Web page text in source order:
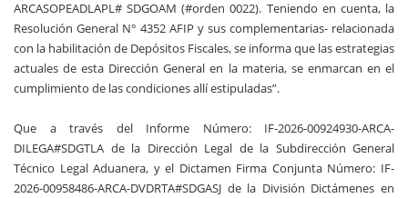
ARCASOPEADLAPL# SDGOAM (#orden 0022). Teniendo en cuenta, la
Resolución General N° 4352 AFIP y sus complementarias- relacionada
con la habilitación de Depósitos Fiscales, se informa que las estrategias
actuales de esta Dirección General en la materia, se enmarcan en el
cumplimiento de las condiciones allí estipuladas”.
Que a través del Informe Número: IF-2026-00924930-ARCA-
DILEGA#SDGTLA de la Dirección Legal de la Subdirección General
Técnico Legal Aduanera, y el Dictamen Firma Conjunta Número: IF-
2026-00958486-ARCA-DVDRTA#SDGASJ de la División Dictámenes en